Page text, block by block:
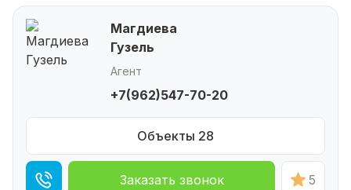
Магдиева
Гузель
Агент
+7(962)547-70-20
Объекты 28
Заказать звонок 5